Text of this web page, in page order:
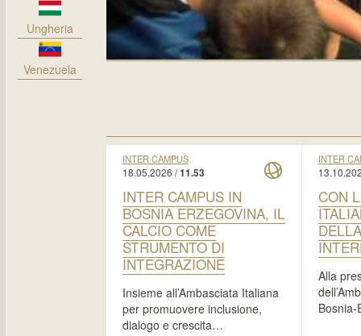
Ungheria
Venezuela
INTER CAMPUS
18.05.2026 /11.53
INTER CAMPUS IN
BOSNIA ERZEGOVINA, IL
CALCIO COME
STRUMENTO DI
INTEGRAZIONE
Insieme all’Ambasciata Italiana
per promuovere inclusione,
dialogo e crescita…
INTER
CON
Alla